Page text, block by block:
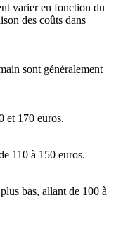
varier en fonction du
des coûts dans
sont généralement
et 170 euros.
110 à 150 euros.
bas, allant de 100 à